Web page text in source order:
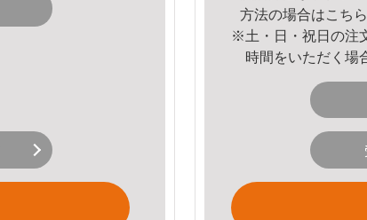
方法の場合はこちら
※土・日・祝日の注
時間をいただく場